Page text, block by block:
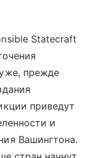
Statecraft
прежде
приведут
и
Вашингтона.